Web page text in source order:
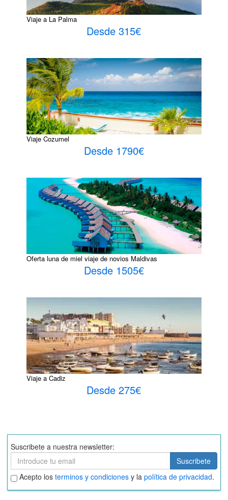
Viaje a La Palma
Desde 315€
Viaje Cozumel
Desde 1790€
Oferta luna de miel viaje de novios Maldivas
Desde 1505€
Viaje a Cadiz
Desde 275€
Suscribete a nuestra newsletter:
Suscribete
Suscribete
Aceptar
términos
y
Acepto los terminos y condiciones y la política de privacidad.